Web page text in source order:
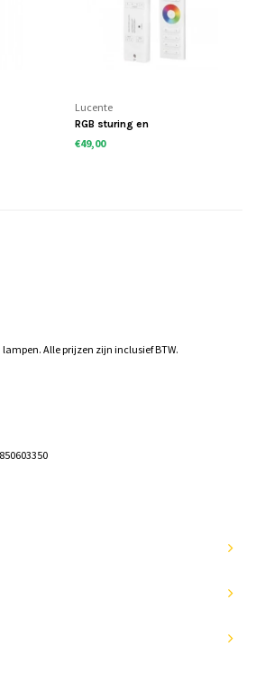
Lucente
RGB sturing en
afstandsbediening
€49,00
lampen. Alle prijzen zijn inclusief BTW.